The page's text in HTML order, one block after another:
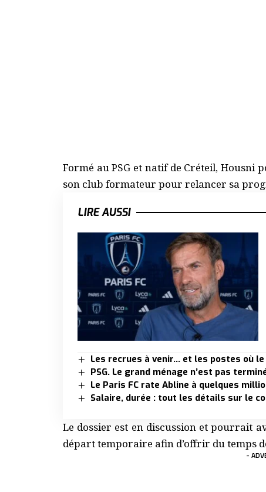
Formé au PSG et natif de Créteil,
son club formateur pour relancer sa
LIRE AUSSI
Les recrues à venir… et les postes où le
PSG. Le grand ménage n’est pas
Le Paris FC rate Abline à quelques
Salaire, durée : tout les détails sur le
Le dossier est en discussion et pourrait
départ temporaire afin d’offrir du temps
-